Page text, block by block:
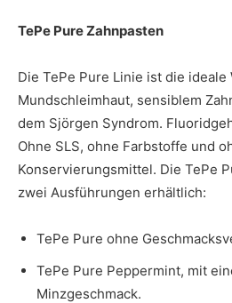
TePe Pure Zahnpasten
Die TePe Pure Linie ist die
Mundschleimhaut, sensiblem
dem Sjörgen Syndrom.
Ohne SLS, ohne Farbstoffe und
Konservierungsmittel. Die TePe
zwei Ausführungen erhältlich:
TePe Pure ohne
TePe Pure Peppermint, mit
Minzgeschmack.